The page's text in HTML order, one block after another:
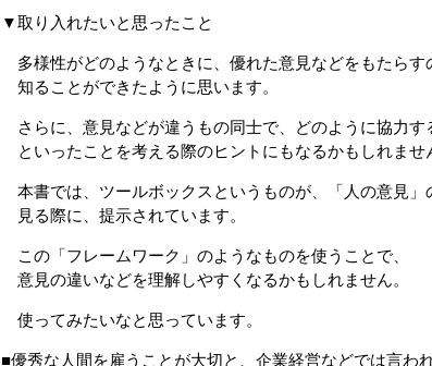
▼取り入れたいと思ったこと
多様性がどのようなときに、優れた意見などをもたらす
知ることができたように思います。
さらに、意見などが違うもの同士で、どのように協力す
といったことを考える際のヒントにもなるかもしれませ
本書では、ツールボックスというものが、「人の意見」
見る際に、提示されています。
この「フレームワーク」のようなものを使うことで、
意見の違いなどを理解しやすくなるかもしれません。
使ってみたいなと思っています。
■優秀な人間を雇うことが大切と、企業経営などでは言われ